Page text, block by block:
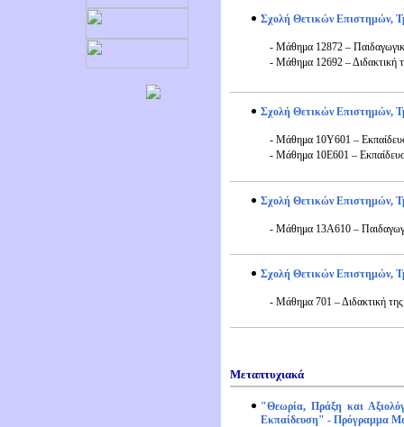
Σχολή Θετικών Επιστημών,
- Μάθημα 12872 –
- Μάθημα 12692 – Διδακτική
Σχολή Θετικών Επιστημών,
- Μάθημα 10Υ601 –
- Μάθημα 10Ε601 –
Σχολή Θετικών Επιστημών,
- Μάθημα 13Α610 –
Σχολή Θετικών Επιστημών,
- Μάθημα 701 – Διδακτική
Μεταπτυχιακά
"Θεωρία, Πράξη και
Εκπαίδευση" - Πρόγραμμα